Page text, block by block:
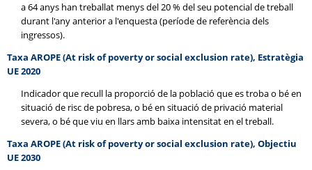
a 64 anys han treballat menys del 20 % del seu potencial de treball
durant l'any anterior a l'enquesta (període de referència dels
ingressos).
Taxa AROPE(At risk of poverty or social exclusion rate), Estratègia
UE 2020
Indicador que recull la proporció de la població que es troba o bé en
situació de risc de pobresa, o bé en situació de privació material
severa, o bé que viu en llars amb baixa intensitat en el treball.
Taxa AROPE(At risk of poverty or social exclusion rate), Objectiu
UE 2030